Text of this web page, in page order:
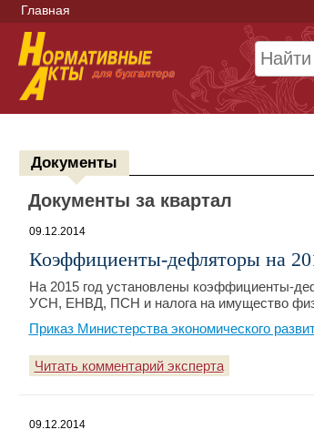
Главная
Документы
Документы за квартал
09.12.2014
Коэффициенты-дефляторы на
На 2015 год установлены коэффициенты-
УСН, ЕНВД, ПСН и налога на имущество
Приказ Министерства экономического
Читать комментарий эксперта
09.12.2014